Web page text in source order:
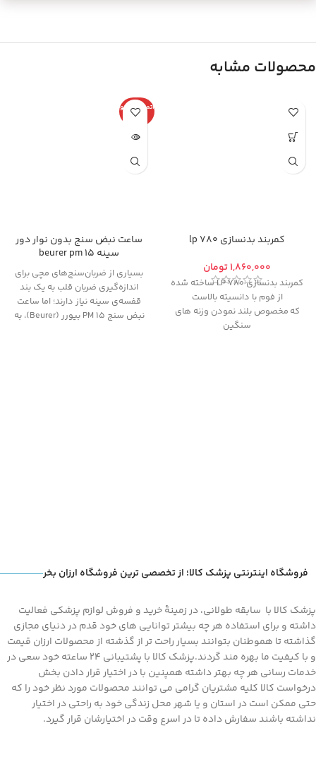
محصولات مشابه
کمربند بدنسازی 780 lp
تومان
کمربند بدنسازی 780 LP ساخته شده
از فوم با دانسیته بالاست
که مخصوص بلند نمودن وزنه های
سنگین
اتمام موجو
دی
ساعت نبض سنج بدون نوار دور
سینه beurer pm 15
بسیاری از ضربان‌سنج‌های مچی برای
اندازه‌گیری ضربان قلب به یک بند
قفسه‌ی سینه نیاز دارند؛ اما ساعت
نبض سنج PM 15 بیورر (Beurer)، به
فروشگاه اینترنتی پزشک کالا؛ از تخصصی ترین فروشگاه ارزان بخر
پزشک کالا با سابقه طولانی، در زمینۀ خرید و فروش لوازم پزشکی فعالیت
داشته و برای استفاده هر چه بیشتر توانایی های خود قدم در دنیای مجازی
گذاشته تا هموطنان بتوانند بسیار راحت تر از گذشته از محصولات ارزان قیمت
و با کیفیت ما بهره مند گردند.پزشک کالا با پشتیبانی 24 ساعته خود سعی در
خدمات رسانی هر چه بهتر داشته همپنین با در اختیار قرار دادن بخش
درخواست کالا کلیه مشتریان گرامی می توانند محصولات مورد نظر خود را که
حتی ممکن است در استان و یا شهر محل زندگی خود به راحتی در اختیار
نداشته باشند سفارش داده تا در اسرع وقت در اختیارشان قرار گیرد.